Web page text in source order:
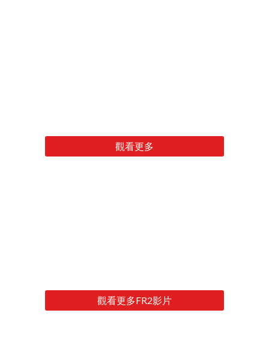
觀看更多
觀看更多FR2影片